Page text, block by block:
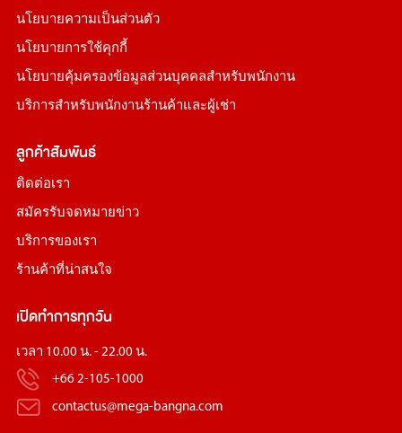
นโยบายความเป็นส่วนตัว
นโยบายการใช้คุกกี้
นโยบายคุ้มครองข้อมูลส่วนบุคคลสำหรับพนักงาน
บริการสำหรับพนักงานร้านค้าและผู้เช่า
ลูกค้าสัมพันธ์
ติดต่อเรา
สมัครรับจดหมายข่าว
บริการของเรา
ร้านค้าที่น่าสนใจ
เปิดทำการทุกวัน
เวลา 10.00 น. - 22.00 น.
+66 2-105-1000
contactus@mega-bangna.com